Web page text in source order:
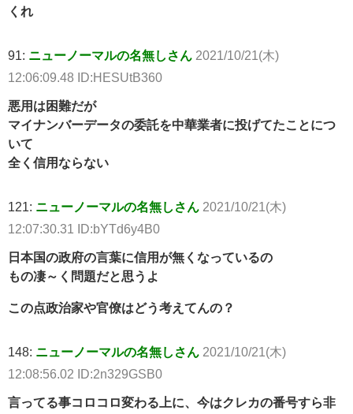
くれ
91: ニューノーマルの名無しさん 2021/10/21(木)
12:06:09.48 ID:HESUtB360
悪用は困難だが
マイナンバーデータの委託を中華業者に投げてたことにつ
いて
全く信用ならない
121: ニューノーマルの名無しさん 2021/10/21(木)
12:07:30.31 ID:bYTd6y4B0
日本国の政府の言葉に信用が無くなっているの
もの凄～く問題だと思うよ
この点政治家や官僚はどう考えてんの？
148: ニューノーマルの名無しさん 2021/10/21(木)
12:08:56.02 ID:2n329GSB0
言ってる事コロコロ変わる上に、今はクレカの番号すら非